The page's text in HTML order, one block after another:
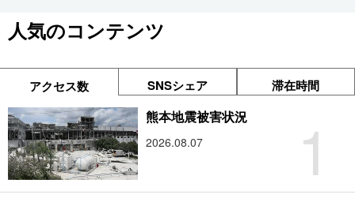
人気のコンテンツ
アクセス数 SNSシェア 滞在時間
1
熊本地震被害状況
2026.08.07